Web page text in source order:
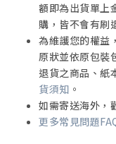
額即為出貨單上
購，皆不會有刷
為維護您的權益
原狀並依原包裝
退貨之商品、紙
貨須知 。
如需寄送海外，
更多常見問題